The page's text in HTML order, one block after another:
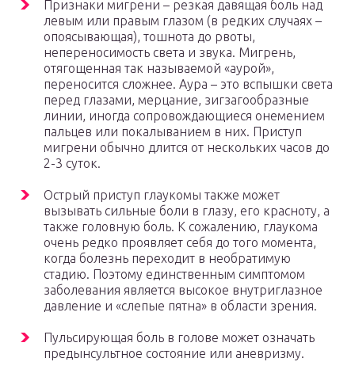
Признаки мигрени – резкая давящая боль над
левым или правым глазом (в редких случаях –
опоясывающая), тошнота до рвоты,
непереносимость света и звука. Мигрень,
отягощенная так называемой «аурой»,
переносится сложнее. Аура – это вспышки света
перед глазами, мерцание, зигзагообразные
линии, иногда сопровождающиеся онемением
пальцев или покалыванием в них. Приступ
мигрени обычно длится от нескольких часов до
2-3 суток.
Острый приступ глаукомы также может
вызывать сильные боли в глазу, его красноту, а
также головную боль. К сожалению, глаукома
очень редко проявляет себя до того момента,
когда болезнь переходит в необратимую
стадию. Поэтому единственным симптомом
заболевания является высокое внутриглазное
давление и «слепые пятна» в области зрения.
Пульсирующая боль в голове может означать
предынсультное состояние или аневризму.